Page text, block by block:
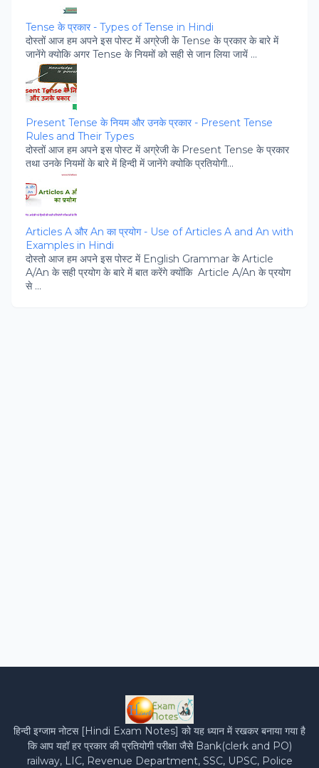
Tense के प्रकार - Types of Tense in Hindi
दोस्‍तों आज हम अपने इस पोस्‍ट में अग्रेजी के Tense के प्रकार के बारे में
जानेंगे क्‍योकि अगर Tense के नियमों को सही से जान लिया जायें ...
Present Tense के नियम और उनके प्रकार - Present Tense
Rules and Their Types
दोस्‍तों आज हम अपने इस पोस्‍ट में अग्रेजी के Present Tense के प्रकार
तथा उनके नियमों के बारे में हिन्‍दी में जानेंगे क्‍योकि प्रतियोगी...
Articles A और An का प्रयोग - Use of Articles A and An with
Examples in Hindi
दोस्‍तो आज हम अपने इस पोस्‍ट में English Grammar के Article
A/An के सही प्रयोग के बारे में बात करेंगे क्‍योंकि Article A/An के प्रयोग
से ...
हिन्‍दी इग्‍जाम नोटस [Hindi Exam Notes] को यह ध्‍यान में रखकर बनाया गया है
कि आप यहॉ हर प्रकार की प्रतियोगी परीक्षा जैसे Bank(clerk and PO)
railway, LIC, Revenue Department, SSC, UPSC, Police